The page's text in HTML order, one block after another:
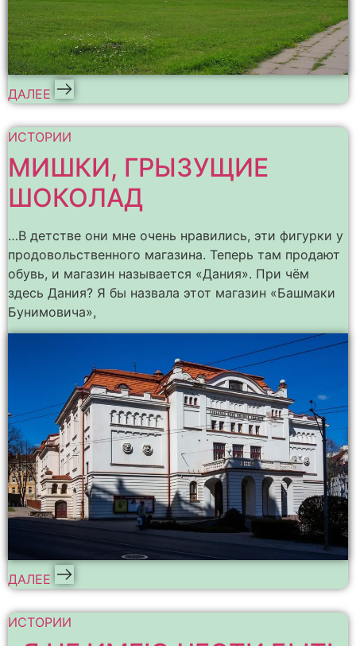
ДАЛЕЕ
ИСТОРИИ
МИШКИ, ГРЫЗУЩИЕ
ШОКОЛАД
…В детстве они мне очень нравились, эти фигурки у
продовольственного магазина. Теперь там продают
обувь, и магазин называется «Дания». При чём
здесь Дания? Я бы назвала этот магазин «Башмаки
Бунимовича»,
ДАЛЕЕ
ИСТОРИИ